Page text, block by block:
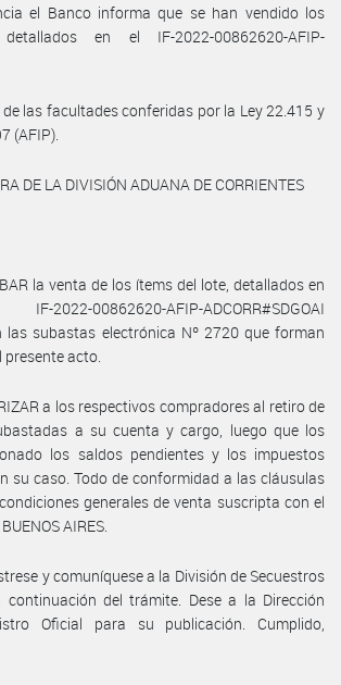
el Banco informa que se han vendido los
en el IF-2022-00862620-AFIP-
las facultades conferidas por la Ley 22.415 y
(AFIP).
DE LA DIVISIÓN ADUANA DE CORRIENTES
la venta de los ítems del lote, detallados en
00862620-AFIP-ADCORR#SDGOAI
las subastas electrónica Nº 2720 que forman
acto.
a los respectivos compradores al retiro de
a su cuenta y cargo, luego que los
los saldos pendientes y los impuestos
su caso. Todo de conformidad a las cláusulas
generales de venta suscripta con el
AIRES.
y comuníquese a la División de Secuestros
del trámite. Dese a la Dirección
Oficial para su publicación. Cumplido,